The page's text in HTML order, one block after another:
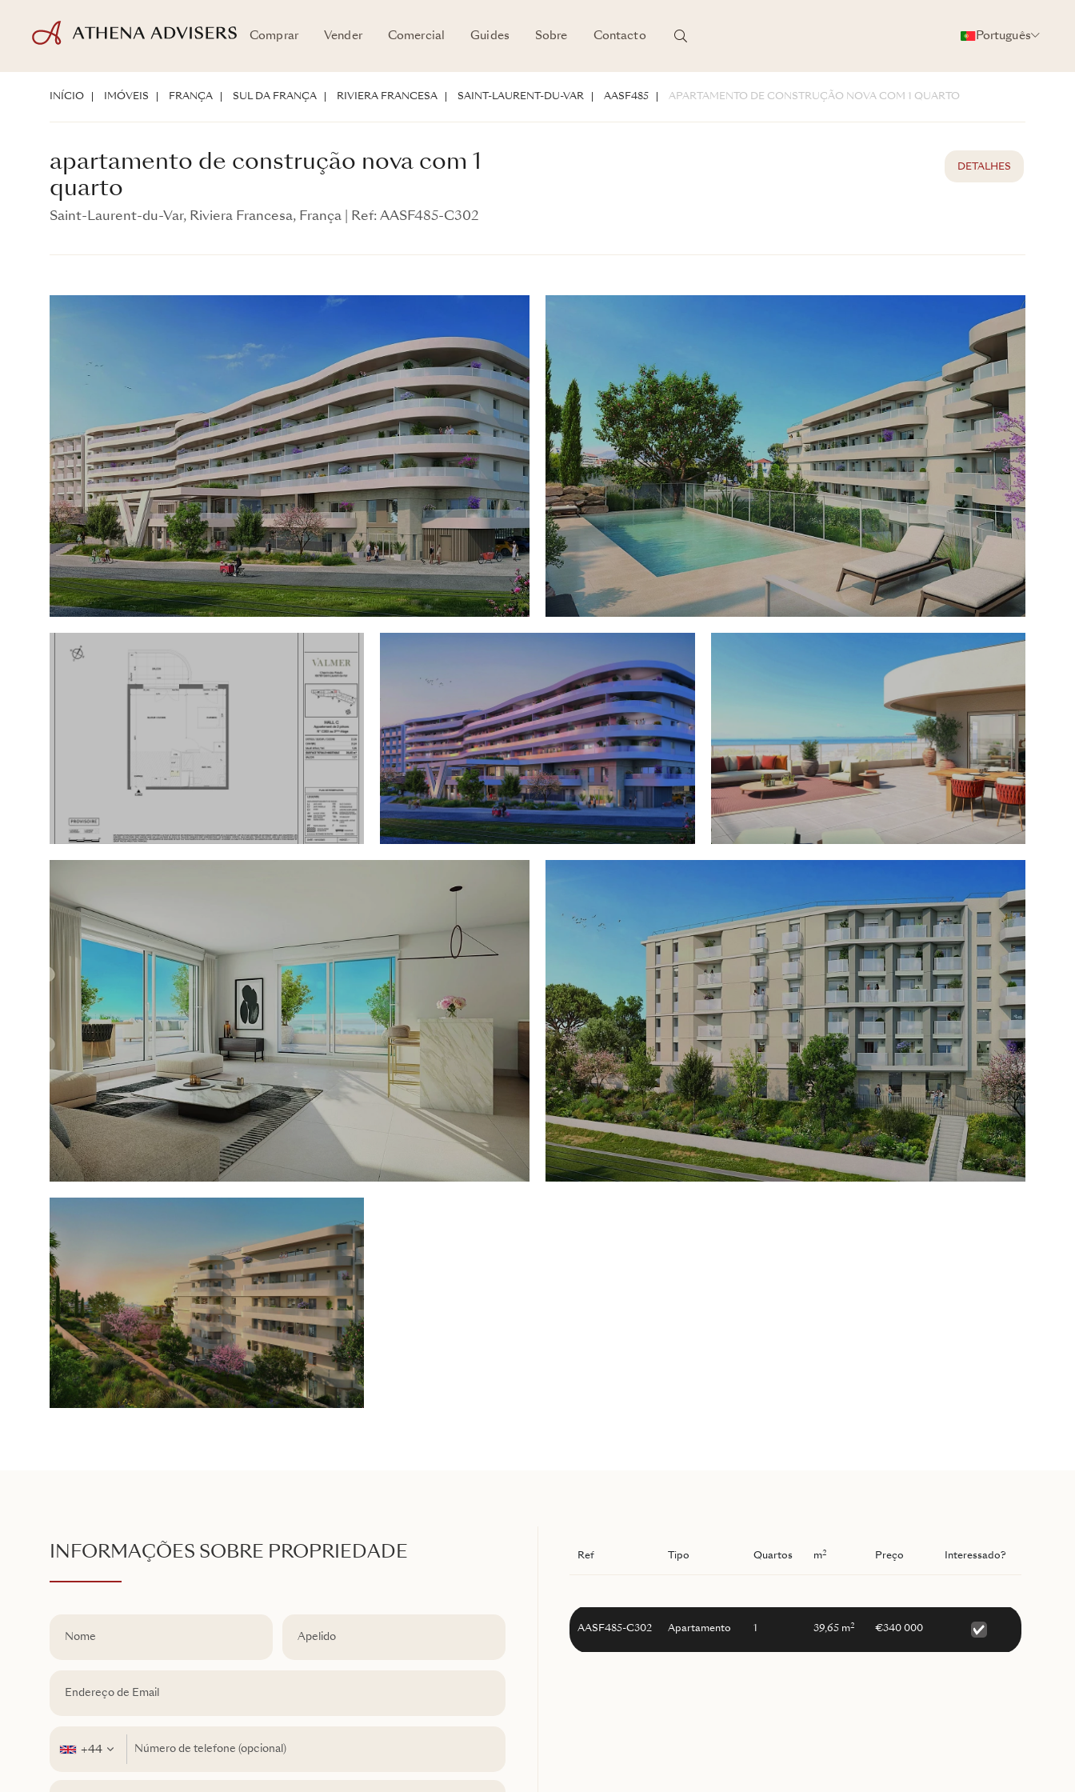
Comprar Vender Comercial Guides Sobre Contacto Português
apartamento de construção nova com 1
quarto
Saint-Laurent-du-Var, Riviera Francesa, França
Ref:
AASF485-C302
INÍCIO IMÓVEIS FRANÇA SUL DA FRANÇA RIVIERA FRANCESA SAINT-LAURENT-DU-VAR AASF485 APARTAMENTO DE CONSTRUÇÃO NOVA COM 1 QUARTO
apartamento de construção nova com 1
quarto
Saint-Laurent-du-Var, Riviera Francesa, França Ref: AASF485-C302
DETALHES
INFORMAÇÕES SOBRE PROPRIEDADE
+44
Ref Tipo Quartos m2 Preço Interessado?
AASF485-C302 Apartamento 1 39,65 m2 €340 000